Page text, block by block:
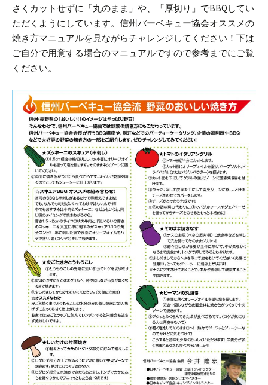
さくカットせずに「丸のまま」や、「厚切り」でBBQしてい
ただくようにしています。 信州バーベキュー協会オススメの
焼き方マニュアルを見ながらチャレンジしてください！ 下は
ご自分で用意する場合のマニュアルですので参考までにご覧
ください。